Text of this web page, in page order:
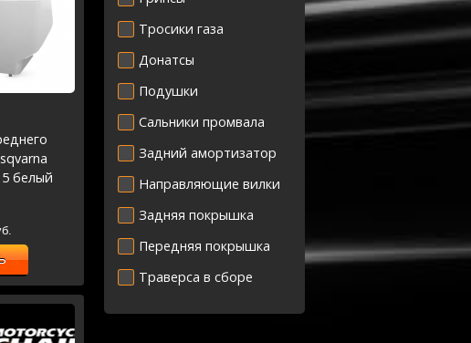
белый
Тросики газа
Донатсы
Подушки
Сальники промвала
Задний амортизатор
Направляющие вилки
Задняя покрышка
Передняя покрышка
Траверса в сборе